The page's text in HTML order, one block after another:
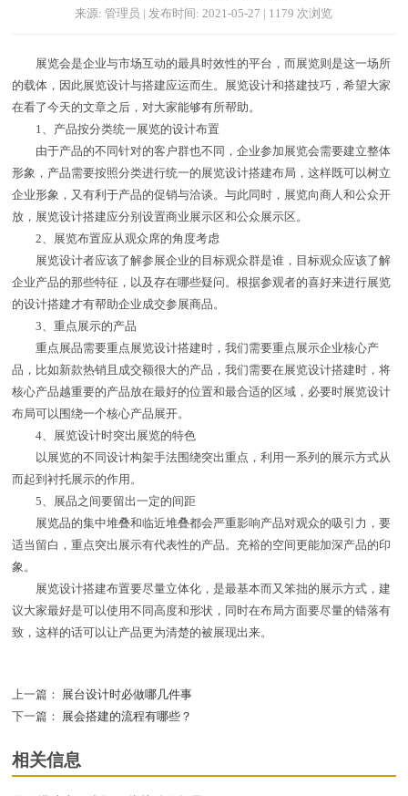
来源: 管理员 | 发布时间: 2021-05-27 | 1179 次浏览
展览会是企业与市场互动的最具时效性的平台，而展览则是这一场所
的载体，因此展览设计与搭建应运而生。展览设计和搭建技巧，希望大家
在看了今天的文章之后，对大家能够有所帮助。
1、产品按分类统一展览的设计布置
由于产品的不同针对的客户群也不同，企业参加展览会需要建立整体
形象，产品需要按照分类进行统一的展览设计搭建布局，这样既可以树立
企业形象，又有利于产品的促销与洽谈。与此同时，展览向商人和公众开
放，展览设计搭建应分别设置商业展示区和公众展示区。
2、展览布置应从观众席的角度考虑
展览设计者应该了解参展企业的目标观众群是谁，目标观众应该了解
企业产品的那些特征，以及存在哪些疑问。根据参观者的喜好来进行展览
的设计搭建才有帮助企业成交参展商品。
3、重点展示的产品
重点展品需要重点展览设计搭建时，我们需要重点展示企业核心产
品，比如新款热销且成交额很大的产品，我们需要在展览设计搭建时，将
核心产品越重要的产品放在最好的位置和最合适的区域，必要时展览设计
布局可以围绕一个核心产品展开。
4、展览设计时突出展览的特色
以展览的不同设计构架手法围绕突出重点，利用一系列的展示方式从
而起到衬托展示的作用。
5、展品之间要留出一定的间距
展览品的集中堆叠和临近堆叠都会严重影响产品对观众的吸引力，要
适当留白，重点突出展示有代表性的产品。充裕的空间更能加深产品的印
象。
展览设计搭建布置要尽量立体化，是最基本而又笨拙的展示方式，建
议大家最好是可以使用不同高度和形状，同时在布局方面要尽量的错落有
致，这样的话可以让产品更为清楚的被展现出来。
上一篇：
展台设计时必做哪几件事
下一篇：
展会搭建的流程有哪些？
相关信息